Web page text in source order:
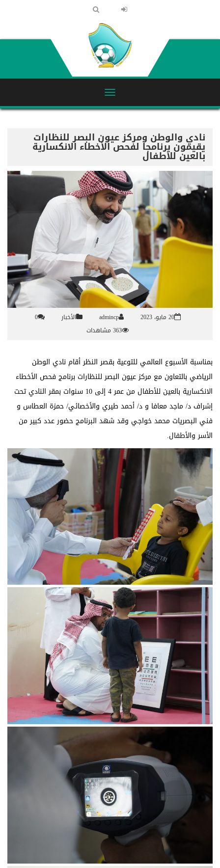
نادي والوطن ومركز عيون البصر للنظارات
يقيمون برنامجا لفحص الأخطاء الانكسارية
بالعين للأطفال
20 مايو، 2023 admincp الأخبار
0
363 مشاهدات
بمناسبة الأسبوع العالمي للتوعية بقصر النظر أقام نادي الوطن
الرياضي بالتعاون مع مركز عيون البصر للنظارات برنامج فحص الأخطاء
الانكسارية بالعين للأطفال من عمر 4 إلى 10 سنوات بمقر النادي تحت
إشراف د/ ماجد معافا و د/ أحمد طيري والأخصائي/ حمزة العطاس و
فني البصريات محمد خواجي وقد شهد البرنامج حضور عدد كبير من
الأسر والأطفال.